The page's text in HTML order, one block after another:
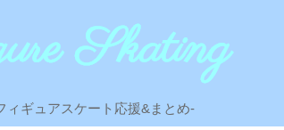
ィギュアスケート応援&まとめ-